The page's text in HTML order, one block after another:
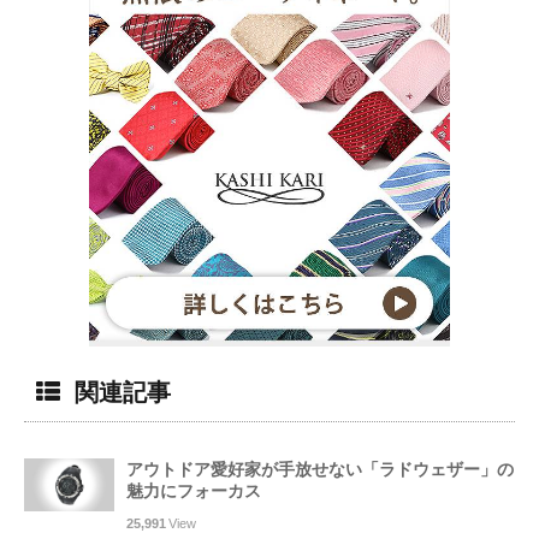
関連記事
アウトドア愛好家が手放せない「ラドウェザー」の
魅力にフォーカス
25,991 View